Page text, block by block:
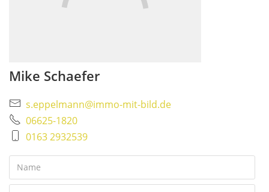
Mike Schaefer
s.eppelmann@immo-mit-bild.de
06625-1820
0163 2932539